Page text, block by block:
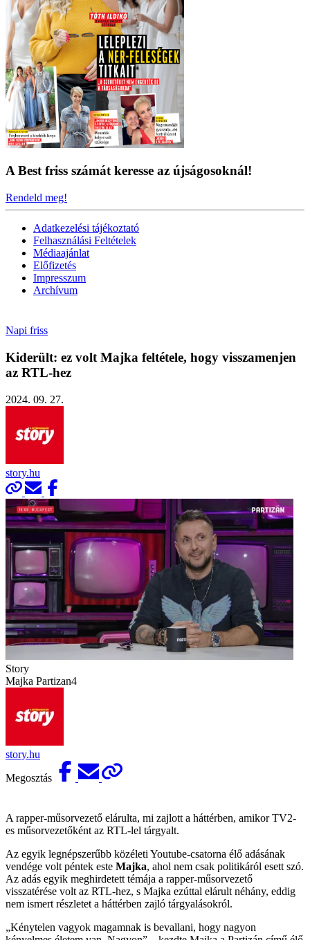
A Best friss számát keresse az újságosoknál!
Rendeld meg!
Adatkezelési tájékoztató
Felhasználási Feltételek
Médiaajánlat
Előfizetés
Impresszum
Archívum
Napi friss
Kiderült: ez volt Majka feltétele, hogy visszamenjen
az RTL-hez
2024. 09. 27.
story.hu
Story
Majka Partizan4
story.hu
Megosztás
A rapper-műsorvezető elárulta, mi zajlott a háttérben, amikor TV2-
es műsorvezetőként az RTL-lel tárgyalt.
Az egyik legnépszerűbb közéleti Youtube-csatorna élő adásának
vendége volt péntek este Majka, ahol nem csak politikáról esett szó.
Az adás egyik meghirdetett témája a rapper-műsorvezető
visszatérése volt az RTL-hez, s Majka ezúttal elárult néhány, eddig
nem ismert részletet a háttérben zajló tárgyalásokról.
„Kénytelen vagyok magamnak is bevallani, hogy nagyon